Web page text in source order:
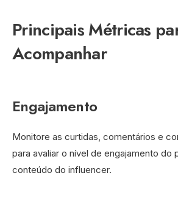
Principais Métricas
Acompanhar
Engajamento
Monitore as curtidas, comentários e
para avaliar o nível de engajamento do
conteúdo do influencer.